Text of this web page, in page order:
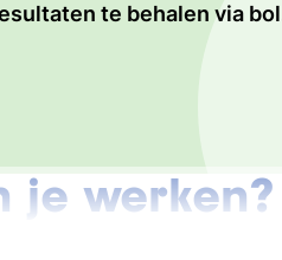
te behalen via
snel. Dat maakt het
werven voor onze
je werken?
organisatie kan zonder